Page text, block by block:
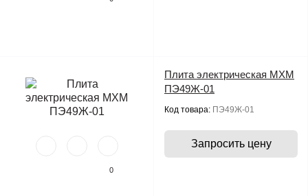
0
Плита электрическая МХМ
ПЭ49Ж-01
Код товара: ПЭ49Ж-01
Запросить цену